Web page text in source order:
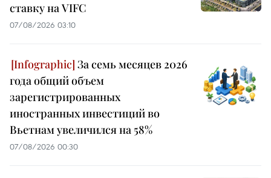
ставку на VIFC
07/08/2026 03:10
За семь месяцев 2026
года общий объем
зарегистрированных
иностранных инвестиций во
Вьетнам увеличился на 58%
07/08/2026 00:30